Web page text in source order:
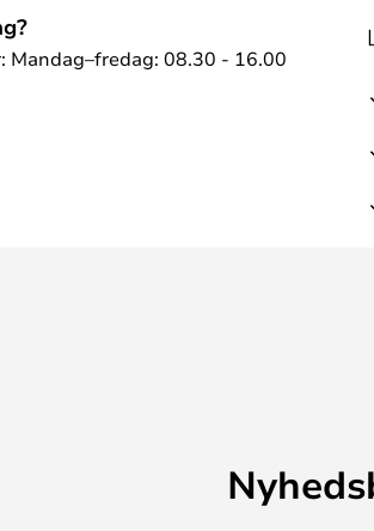
Mandag–fredag: 08.30 - 16.00